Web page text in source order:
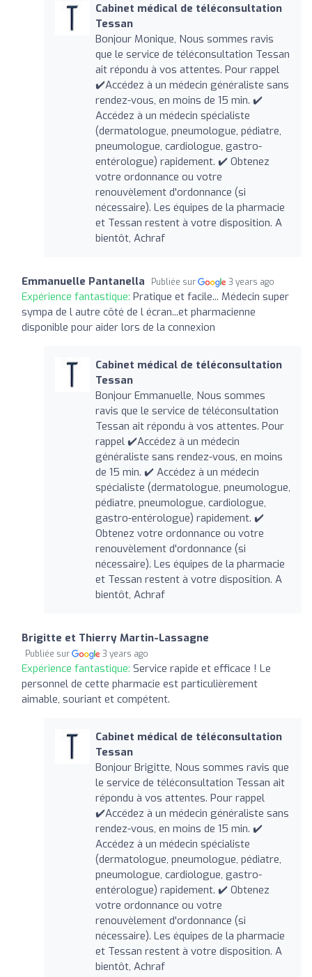
Cabinet médical de téléconsultation
Tessan
Bonjour Monique, Nous sommes ravis
que le service de téléconsultation Tessan
ait répondu à vos attentes. Pour rappel
✔️Accédez à un médecin généraliste sans
rendez-vous, en moins de 15 min. ✔️
Accédez à un médecin spécialiste
(dermatologue, pneumologue, pédiatre,
pneumologue, cardiologue, gastro-
entérologue) rapidement. ✔️ Obtenez
votre ordonnance ou votre
renouvèlement d'ordonnance (si
nécessaire). Les équipes de la pharmacie
et Tessan restent à votre disposition. A
bientôt, Achraf
Emmanuelle Pantanella Publiée sur 3 years ago
Expérience fantastique: Pratique et facile... Médecin super
sympa de l autre côté de l écran...et pharmacienne
disponible pour aider lors de la connexion
Cabinet médical de téléconsultation
Tessan
Bonjour Emmanuelle, Nous sommes
ravis que le service de téléconsultation
Tessan ait répondu à vos attentes. Pour
rappel ✔️Accédez à un médecin
généraliste sans rendez-vous, en moins
de 15 min. ✔️ Accédez à un médecin
spécialiste (dermatologue, pneumologue,
pédiatre, pneumologue, cardiologue,
gastro-entérologue) rapidement. ✔️
Obtenez votre ordonnance ou votre
renouvèlement d'ordonnance (si
nécessaire). Les équipes de la pharmacie
et Tessan restent à votre disposition. A
bientôt, Achraf
Brigitte et Thierry Martin-Lassagne
Publiée sur 3 years ago
Expérience fantastique: Service rapide et efficace ! Le
personnel de cette pharmacie est particulièrement
aimable, souriant et compétent.
Cabinet médical de téléconsultation
Tessan
Bonjour Brigitte, Nous sommes ravis que
le service de téléconsultation Tessan ait
répondu à vos attentes. Pour rappel
✔️Accédez à un médecin généraliste sans
rendez-vous, en moins de 15 min. ✔️
Accédez à un médecin spécialiste
(dermatologue, pneumologue, pédiatre,
pneumologue, cardiologue, gastro-
entérologue) rapidement. ✔️ Obtenez
votre ordonnance ou votre
renouvèlement d'ordonnance (si
nécessaire). Les équipes de la pharmacie
et Tessan restent à votre disposition. A
bientôt, Achraf